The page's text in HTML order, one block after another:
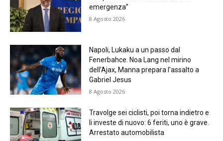
emergenza”
8 Agosto 2026
Napoli, Lukaku a un passo dal
Fenerbahce. Noa Lang nel mirino
dell’Ajax, Manna prepara l’assalto a
Gabriel Jesus
8 Agosto 2026
Travolge sei ciclisti, poi torna indietro e
li investe di nuovo: 6 feriti, uno è grave.
Arrestato automobilista